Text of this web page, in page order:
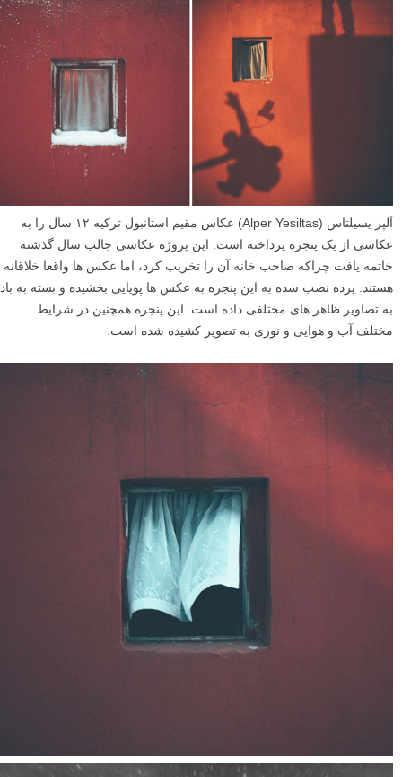
آلپر یسیلتاس (Alper Yesiltas) عکاس مقیم استانبول ترکیه ۱۲ سال را به
عکاسی از یک پنجره پرداخته است. این پروژه عکاسی جالب سال گذشته
خاتمه یافت چراکه صاحب خانه آن را تخریب کرد، اما عکس ها واقعا خلاقانه
هستند. پرده نصب شده به این پنجره به عکس ها پویایی بخشیده و بسته به باد
به تصاویر ظاهر های مختلفی داده است. این پنجره همچنین در شرایط
مختلف آب و هوایی و نوری به تصویر کشیده شده است.